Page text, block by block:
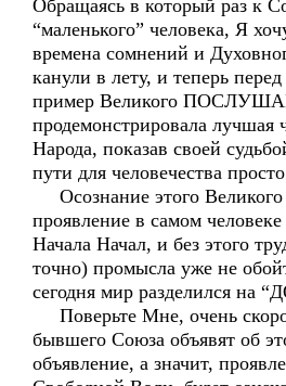
Обращаясь в который раз к
“маленького” человека, Я
времена сомнений и
канули в лету, и теперь
пример Великого
продемонстрировала лучшая
Народа, показав своей
пути для человечества
Осознание этого
проявление в самом
Начала Начал, и без этого
точно) промысла уже не
сегодня мир разделился на
Поверьте Мне, очень
бывшего Союза объявят об
объявление, а значит,